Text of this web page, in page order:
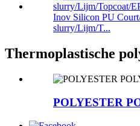
Inov Silicon PU
slurry/Lijm/T...
Thermoplastische
POLYESTER